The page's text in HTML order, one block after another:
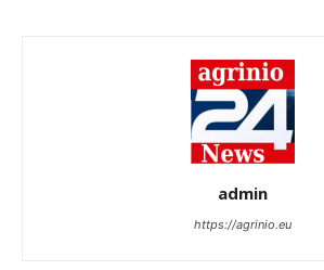
admin
https://agrinio.eu